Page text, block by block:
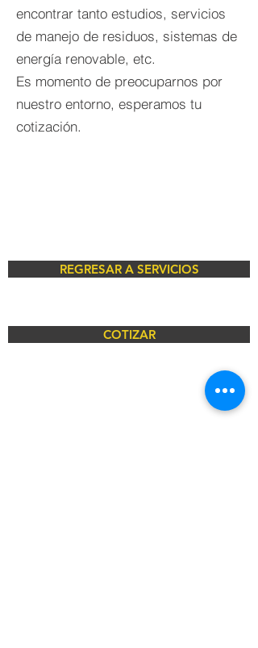
encontrar tanto estudios, servicios
de manejo de residuos, sistemas de
energía renovable, etc.
Es momento de preocuparnos por
nuestro entorno, esperamos tu
cotización.
REGRESAR A SERVICIOS
COTIZAR